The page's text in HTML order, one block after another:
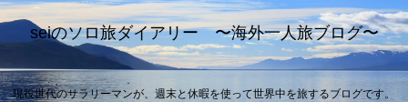
seiのソロ旅ダイアリー 〜海外一人旅ブログ〜
現役世代のサラリーマンが、週末と休暇を使って世界中を旅するブログです。